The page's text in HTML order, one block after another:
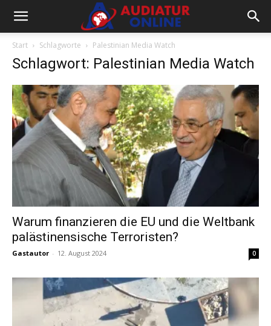
Start Schlagworte Palestinian Media Watch
Schlagwort: Palestinian Media Watch
Warum finanzieren die EU und die Weltbank
palästinensische Terroristen?
Gastautor - 12. August 2024 0